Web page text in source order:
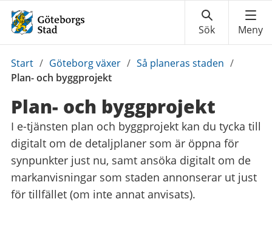
Du
är
Start / Göteborg växer / Så planeras staden /
Plan- och byggprojekt
Plan- och byggprojekt
I e-tjänsten plan och byggprojekt kan du tycka till
digitalt om de detaljplaner som är öppna för
synpunkter just nu, samt ansöka digitalt om de
markanvisningar som staden annonserar ut just
för tillfället (om inte annat anvisats).